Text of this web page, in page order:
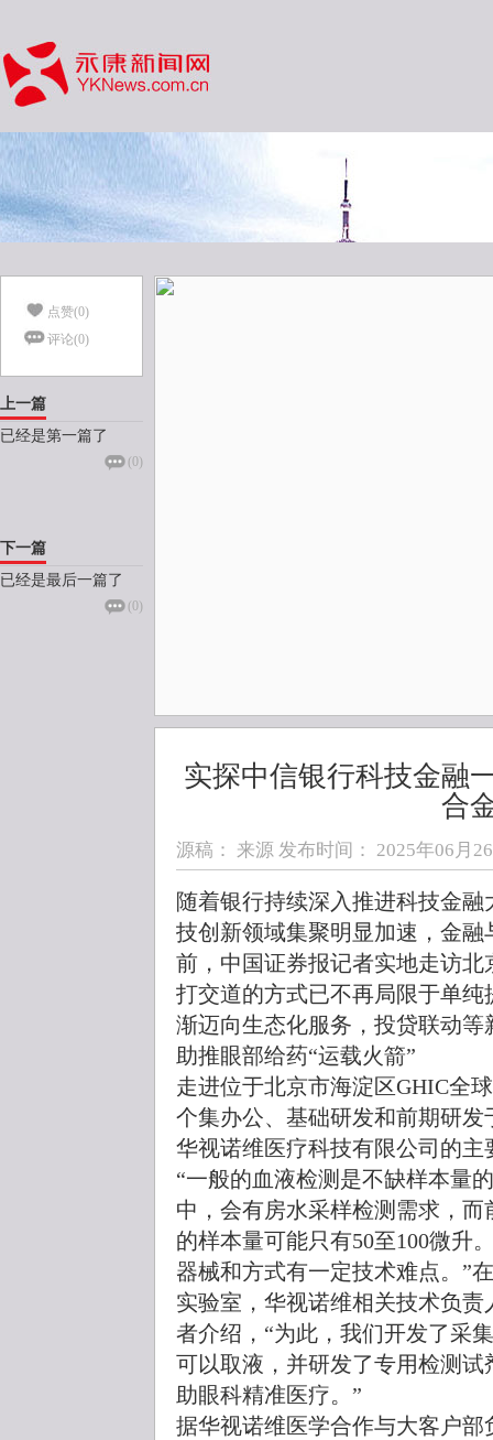
点赞(0)
评论(0)
上一篇
已经是第一篇了
(0)
下一篇
已经是最后一篇了
(0)
实探中信银行科技金融
合
源稿： 来源 发布时间： 2025年06月
随着银行持续深入推进科技金
技创新领域集聚明显加速，金
前，中国证券报记者实地走访
打交道的方式已不再局限于单
渐迈向生态化服务，投贷联动
助推眼部给药“运载火箭”
走进位于北京市海淀区GHIC全
个集办公、基础研发和前期研
华视诺维医疗科技有限公司的主
“一般的血液检测是不缺样本量
中，会有房水采样检测需求，
的样本量可能只有50至100微升
器械和方式有一定技术难点。”
实验室，华视诺维相关技术负
者介绍，“为此，我们开发了采
可以取液，并研发了专用检测
助眼科精准医疗。”
据华视诺维医学合作与大客户